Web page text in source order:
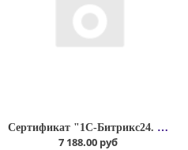
Сертификат "1С-Битрикс24. Маркетплейс" ( подписка "Профессиональный" на 1 мес.)
7 188.00 руб